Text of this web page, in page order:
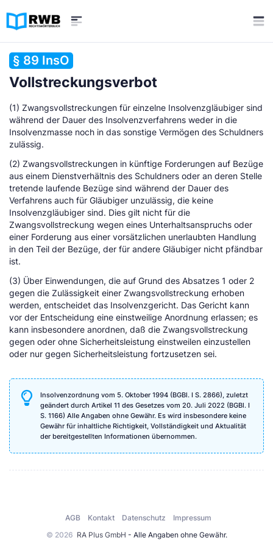
§ 89 InsO
Vollstreckungsverbot
(1) Zwangsvollstreckungen für einzelne Insolvenzgläubiger sind
während der Dauer des Insolvenzverfahrens weder in die
Insolvenzmasse noch in das sonstige Vermögen des Schuldners
zulässig.
(2) Zwangsvollstreckungen in künftige Forderungen auf Bezüge
aus einem Dienstverhältnis des Schuldners oder an deren Stelle
tretende laufende Bezüge sind während der Dauer des
Verfahrens auch für Gläubiger unzulässig, die keine
Insolvenzgläubiger sind. Dies gilt nicht für die
Zwangsvollstreckung wegen eines Unterhaltsanspruchs oder
einer Forderung aus einer vorsätzlichen unerlaubten Handlung
in den Teil der Bezüge, der für andere Gläubiger nicht pfändbar
ist.
(3) Über Einwendungen, die auf Grund des Absatzes 1 oder 2
gegen die Zulässigkeit einer Zwangsvollstreckung erhoben
werden, entscheidet das Insolvenzgericht. Das Gericht kann
vor der Entscheidung eine einstweilige Anordnung erlassen; es
kann insbesondere anordnen, daß die Zwangsvollstreckung
gegen oder ohne Sicherheitsleistung einstweilen einzustellen
oder nur gegen Sicherheitsleistung fortzusetzen sei.
Insolvenzordnung vom 5. Oktober 1994 (BGBl. I S. 2866), zuletzt
geändert durch Artikel 11 des Gesetzes vom 20. Juli 2022 (BGBl. I
S. 1166) Alle Angaben ohne Gewähr. Es wird insbesondere keine
Gewähr für inhaltliche Richtigkeit, Vollständigkeit und Aktualität
der bereitgestellten Informationen übernommen.
© 2026 RA Plus GmbH - Alle Angaben ohne Gewähr.
AGB Kontakt Datenschutz Impressum